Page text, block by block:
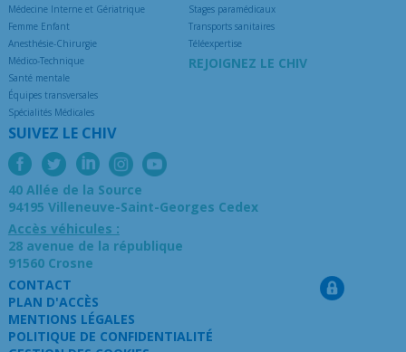
Médecine Interne et Gériatrique
Femme Enfant
Anesthésie-Chirurgie
Médico-Technique
Santé mentale
Équipes transversales
Spécialités Médicales
Stages paramédicaux
Transports sanitaires
Téléexpertise
REJOIGNEZ LE CHIV
SUIVEZ LE CHIV
40 Allée de la Source
94195 Villeneuve-Saint-Georges Cedex
Accès véhicules :
28 avenue de la république
91560 Crosne
CONTACT
PLAN D'ACCÈS
MENTIONS LÉGALES
POLITIQUE DE CONFIDENTIALITÉ